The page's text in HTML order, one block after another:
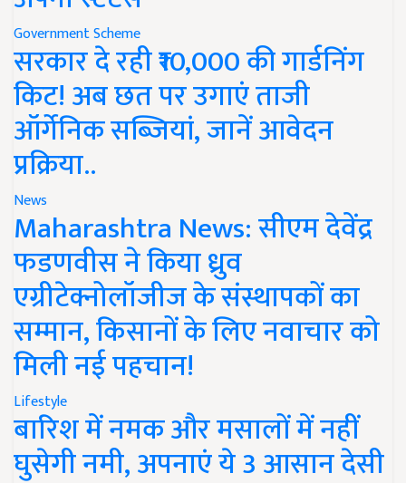
Government Scheme
सरकार दे रही ₹10,000 की गार्डनिंग
किट! अब छत पर उगाएं ताजी
ऑर्गेनिक सब्जियां, जानें आवेदन
प्रक्रिया..
News
Maharashtra News: सीएम देवेंद्र
फडणवीस ने किया ध्रुव
एग्रीटेक्नोलॉजीज के संस्थापकों का
सम्मान, किसानों के लिए नवाचार को
मिली नई पहचान!
Lifestyle
बारिश में नमक और मसालों में नहीं
घुसेगी नमी, अपनाएं ये 3 आसान देसी